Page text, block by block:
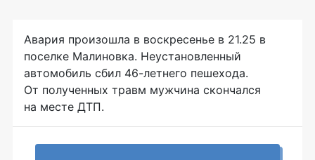
Авария произошла в воскресенье в 21.25 в
поселке Малиновка. Неустановленный
автомобиль сбил 46-летнего пешехода.
От полученных травм мужчина скончался
на месте ДТП.